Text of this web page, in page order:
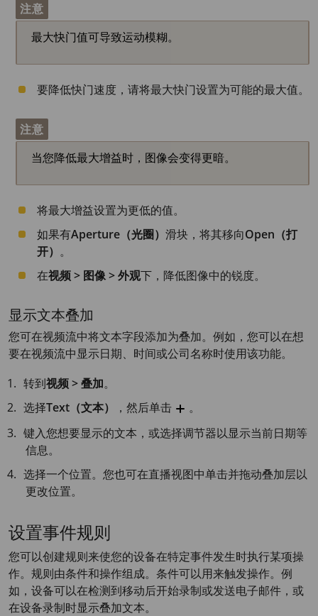
注意
最大快门值可导致运动模糊。
要降低快门速度，请将最大快门设置为可能的最大值。
注意
当您降低最大增益时，图像会变得更暗。
将最大增益设置为更低的值。
如果有Aperture（光圈） 滑块，将其移向Open（打
开） 。
在视频 > 图像 > 外观下，降低图像中的锐度。
显示文本叠加
您可在视频流中将文本字段添加为叠加。例如，您可以在想
要在视频流中显示日期、时间或公司名称时使用该功能。
转到视频 > 叠加。
选择Text（文本） ，然后单击
。
键入您想要显示的文本，或选择调节器以显示当前日期等
信息。
选择一个位置。您也可在直播视图中单击并拖动叠加层以
更改位置。
设置事件规则
您可以创建规则来使您的设备在特定事件发生时执行某项操
作。规则由条件和操作组成。条件可以用来触发操作。例
如，设备可以在检测到移动后开始录制或发送电子邮件，或
在设备录制时显示叠加文本。